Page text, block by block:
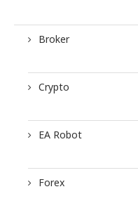
Broker
Crypto
EA Robot
Forex